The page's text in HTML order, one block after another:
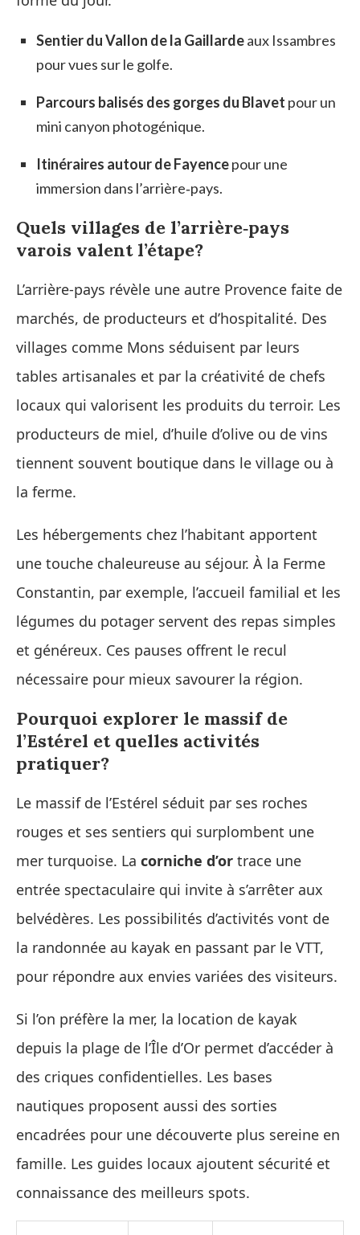
Sentier du Vallon de la Gaillardeaux Issambres
pour vues sur le golfe.
Parcours balisés des gorges du Blavet pour un
mini canyon photogénique.
Itinéraires autour de Fayencepour une
immersion dans l’arrière‑pays.
Quels villages de l’arrière‑pays
varois valent l’étape?
L’arrière‑pays révèle une autre Provence faite de
marchés, de producteurs et d’hospitalité. Des
villages comme Mons séduisent par leurs
tables artisanales et par la créativité de chefs
locaux qui valorisent les produits du terroir. Les
producteurs de miel, d’huile d’olive ou de vins
tiennent souvent boutique dans le village ou à
la ferme.
Les hébergements chez l’habitant apportent
une touche chaleureuse au séjour. À la Ferme
Constantin, par exemple, l’accueil familial et les
légumes du potager servent des repas simples
et généreux. Ces pauses offrent le recul
nécessaire pour mieux savourer la région.
Pourquoi explorer le massif de
l’Estérel et quelles activités
pratiquer?
Le massif de l’Estérel séduit par ses roches
rouges et ses sentiers qui surplombent une
mer turquoise. La corniche d’or trace une
entrée spectaculaire qui invite à s’arrêter aux
belvédères. Les possibilités d’activités vont de
la randonnée au kayak en passant par le VTT,
pour répondre aux envies variées des visiteurs.
Si l’on préfère la mer, la location de kayak
depuis la plage de l’Île d’Or permet d’accéder à
des criques confidentielles. Les bases
nautiques proposent aussi des sorties
encadrées pour une découverte plus sereine en
famille. Les guides locaux ajoutent sécurité et
connaissance des meilleurs spots.